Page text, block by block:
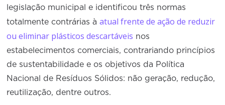
legislação municipal e identificou três normas
totalmente contrárias àatual frente de ação de reduzir
ou eliminar plásticos descartáveis nos
estabelecimentos comerciais, contrariando princípios
de sustentabilidade e os objetivos da Política
Nacional de Resíduos Sólidos: não geração, redução,
reutilização, dentre outros.